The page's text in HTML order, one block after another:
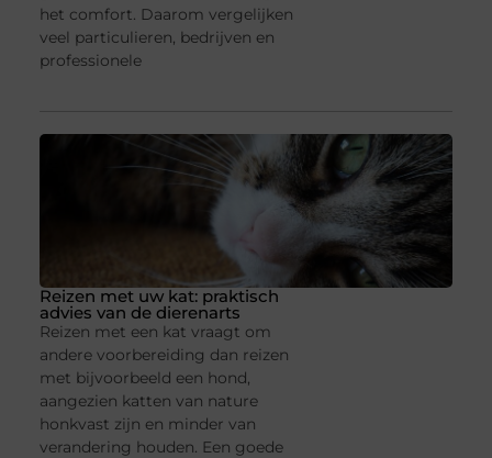
het comfort. Daarom vergelijken
veel particulieren, bedrijven en
professionele
Reizen met uw kat: praktisch
advies van de dierenarts
Reizen met een kat vraagt om
andere voorbereiding dan reizen
met bijvoorbeeld een hond,
aangezien katten van nature
honkvast zijn en minder van
verandering houden. Een goede